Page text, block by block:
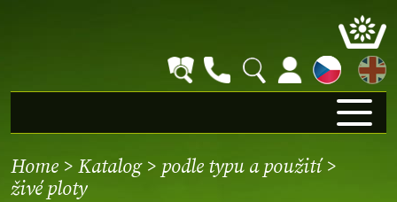
EN
Home > Katalog> podle typu a použití>
živé ploty